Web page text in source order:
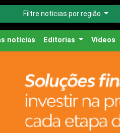
Filtre notícias por região
notícias Editorias Vídeos